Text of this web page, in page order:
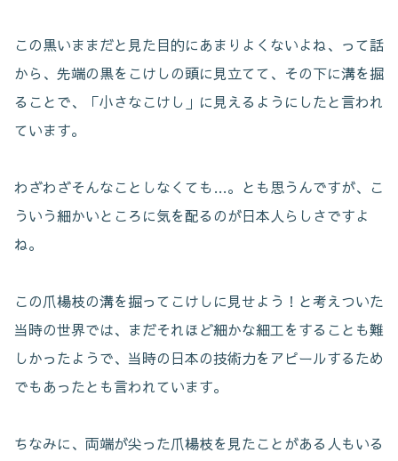
この黒いままだと見た目的にあまりよくないよね、って話
から、先端の黒をこけしの頭に見立てて、その下に溝を掘
ることで、「小さなこけし」に見えるようにしたと言われ
ています。
わざわざそんなことしなくても…。とも思うんですが、こ
ういう細かいところに気を配るのが日本人らしさですよ
ね。
この爪楊枝の溝を掘ってこけしに見せよう！と考えついた
当時の世界では、まだそれほど細かな細工をすることも難
しかったようで、当時の日本の技術力をアピールするため
でもあったとも言われています。
ちなみに、両端が尖った爪楊枝を見たことがある人もいる